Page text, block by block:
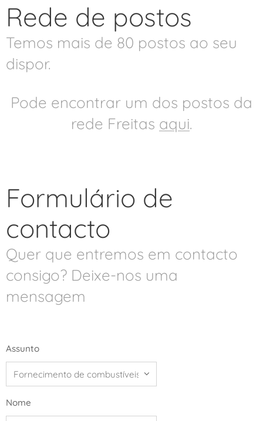
Rede de postos
Temos mais de 80 postos ao seu
dispor.
Pode encontrar um dos postos da
rede Freitas aqui.
Formulário de
contacto
Quer que entremos em contacto
consigo? Deixe-nos uma
mensagem
Assunto
Nome